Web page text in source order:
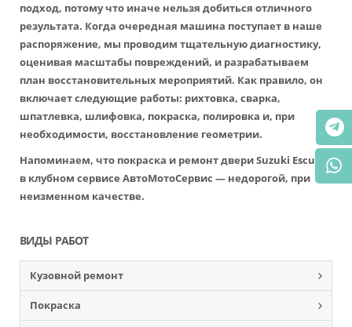
подход, потому что иначе нельзя добиться отличного
результата. Когда очередная машина поступает в наше
распоряжение, мы проводим тщательную диагностику,
оценивая масштабы повреждений, и разрабатываем
план восстановительных мероприятий. Как правило, он
включает следующие работы: рихтовка, сварка,
шпатлевка, шлифовка, покраска, полировка и, при
необходимости, восстановление геометрии.
Напоминаем, что покраска и ремонт двери Suzuki Escudo
в клубном сервисе АвтоМотоСервис — недорогой, при
неизменном качестве.
ВИДЫ РАБОТ
Кузовной ремонт
Покраска